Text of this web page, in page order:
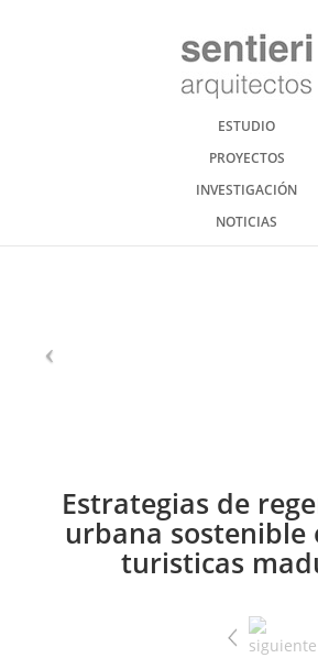
ESTUDIO
PROYECTOS
INVESTIGACIÓN
NOTICIAS
Estrategias de
urbana sostenible
turisticas